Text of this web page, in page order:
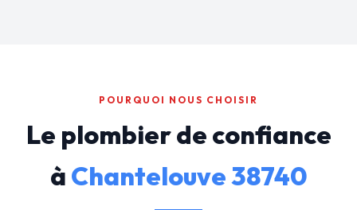
POURQUOI NOUS CHOISIR
Le plombier de confiance
à Chantelouve 38740